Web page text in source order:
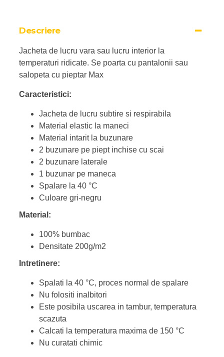
Descriere
Jacheta de lucru vara sau lucru interior la
temperaturi ridicate. Se poarta cu pantalonii sau
salopeta cu pieptar Max
Caracteristici:
Jacheta de lucru subtire si respirabila
Material elastic la maneci
Material intarit la buzunare
2 buzunare pe piept inchise cu scai
2 buzunare laterale
1 buzunar pe maneca
Spalare la 40 °C
Culoare gri-negru
Material:
100% bumbac
Densitate 200g/m2
Intretinere:
Spalati la 40 °C, proces normal de spalare
Nu folositi inalbitori
Este posibila uscarea in tambur, temperatura
scazuta
Calcati la temperatura maxima de 150 °C
Nu curatati chimic